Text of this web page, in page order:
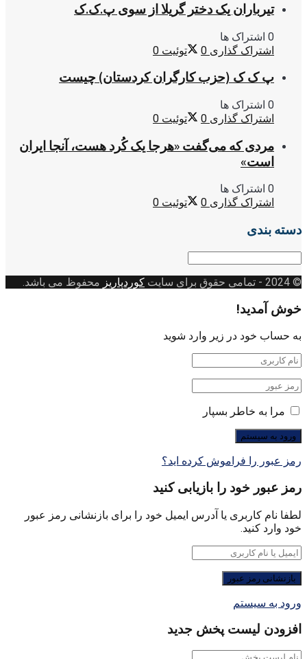
تیرباران یک دختر گریلا از سوی پ.ک.ک
0 اشتراک ها
اشتراک گذاری 0 توئیت 0
پ ک ک (حزب کارگران کردستان) چیست
0 اشتراک ها
اشتراک گذاری 0 توئیت 0
مردی که می‌گفت «هرجا یک کُرد هست، آنجا ایران
است»
0 اشتراک ها
اشتراک گذاری 0 توئیت 0
دسته بندی
دسته
© 2024
- تمامی حقوق برای سایت کوردپاریز محفوظ می باشد.
خوش آمدید!
به حساب خود در زیر وارد شوید
مرا به خاطر بسپار
رمز عبور را فراموش کرده اید؟
رمز عبور خود را بازیابی کنید
لطفا نام کاربری یا آدرس ایمیل خود را برای بازنشانی رمز عبور
خود وارد کنید.
ورود به سیستم
افزودن لیست پخش جدید